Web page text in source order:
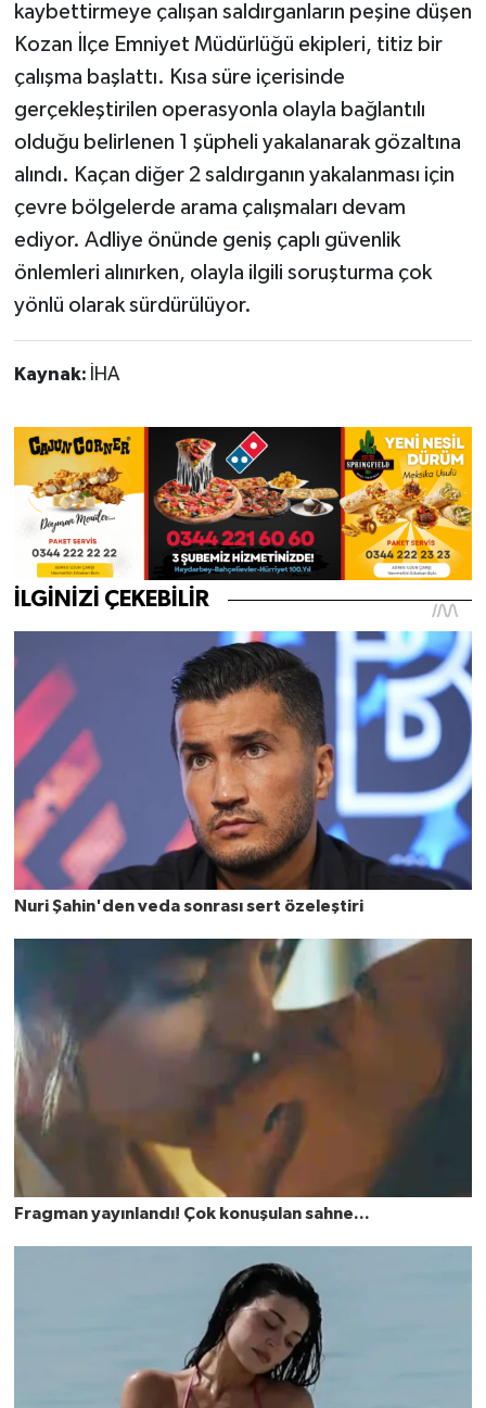
kaybettirmeye çalışan saldırganların peşine düşen
Kozan İlçe Emniyet Müdürlüğü ekipleri, titiz bir
çalışma başlattı. Kısa süre içerisinde
gerçekleştirilen operasyonla olayla bağlantılı
olduğu belirlenen 1 şüpheli yakalanarak gözaltına
alındı. Kaçan diğer 2 saldırganın yakalanması için
çevre bölgelerde arama çalışmaları devam
ediyor. Adliye önünde geniş çaplı güvenlik
önlemleri alınırken, olayla ilgili soruşturma çok
yönlü olarak sürdürülüyor.
Kaynak: İHA